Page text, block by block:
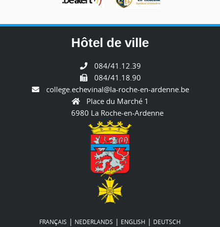
Hôtel de ville
084/41.12.39
084/41.18.90
college.echevinal@la-roche-en-ardenne.be
Place du Marché 1
6980 La Roche-en-Ardenne
FRANÇAIS | NEDERLANDS | ENGLISH | DEUTSCH